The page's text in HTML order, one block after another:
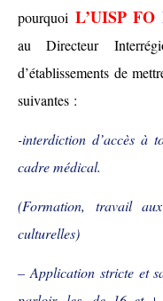
pourquoi L’UISP FO
auDirecteur I
d’établissements de
suivantes :
-interdiction d’accès à
cadre médical.
(Formation, travail
culturelles)
– Application stricte et